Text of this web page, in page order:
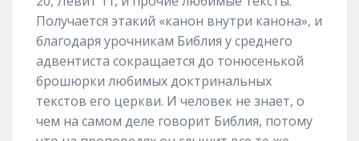
Получается этакий «канон внутри канона», и
благодаря урочникам Библия у среднего
адвентиста сокращается до тонюсенькой
брошюрки любимых доктринальных
текстов его церкви. И человек не знает, о
чем на самом деле говорит Библия, потому